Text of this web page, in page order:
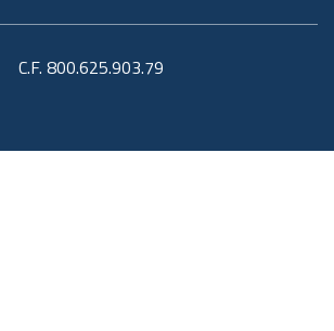
C.F. 800.625.903.79